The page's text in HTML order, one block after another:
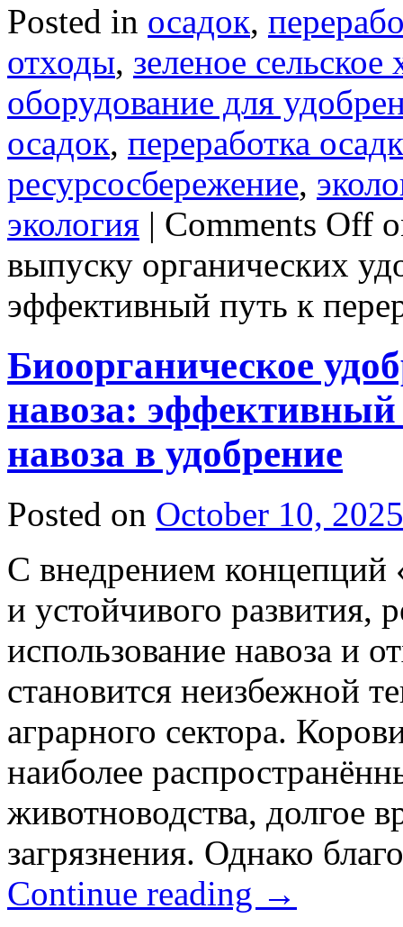
Posted in осадок,
отходы, зеленое сельское
оборудование для
осадок, переработка
ресурсосбережение,
экология | Comments Off
выпуску органических
эффективный путь к
Биоорганическое
навоза: эффективный
навоза в удобрение
Posted on October 10, 2025
С внедрением концепций
и устойчивого развития,
использование навоза и
становится неизбежной
аграрного сектора.
наиболее
животноводства, долгое
загрязнения. Однако
Continue reading →